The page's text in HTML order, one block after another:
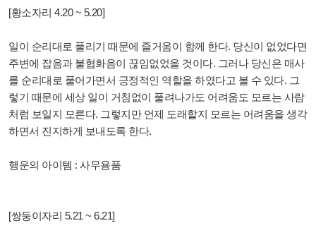
[황소자리 4.20 ~ 5.20]
일이 순리대로 풀리기 때문에 즐거움이 함께 한다. 당신이 없었다면
주변에 잡음과 불협화음이 끊임없었을 것이다. 그러나 당신은 매사
를 순리대로 풀어가면서 긍정적인 역할을 하였다고 볼 수 있다. 그
렇기 때문에 세상 일이 거침없이 풀려나가도 어려움도 모르는 사람
처럼 보일지 모른다. 그렇지만 언제 도래할지 모르는 어려움을 생각
하면서 진지하게 보내도록 한다.
행운의 아이템 : 사무용품
[쌍둥이자리 5.21 ~ 6.21]